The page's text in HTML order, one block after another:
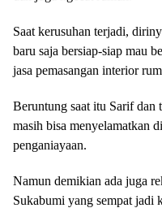
Saat kerusuhan terjadi,
baru saja bersiap-siap mau
jasa pemasangan interior
Beruntung saat itu Sarif dan
masih bisa menyelamatkan
penganiayaan.
Namun demikian ada juga
Sukabumi yang sempat jadi